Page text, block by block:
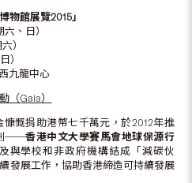
物館展覽2015」
、日）
）
）
九龍中心
（Gaia）
慨捐助港幣七千萬元，於2012年推
──香港中文大學賽馬會地球保源行
與學校和非政府機構結成「減碳伙
發展工作，協助香港締造可持續發展